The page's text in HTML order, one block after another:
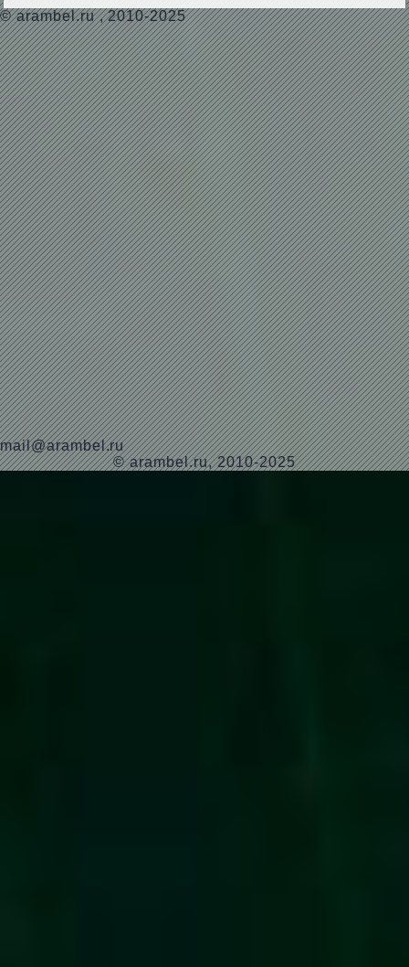
© arambel.ru, 2010-2025
mail@arambel.ru
© arambel.ru, 2010-2025